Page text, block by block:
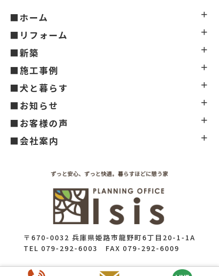
■ホーム
■リフォーム
■新築
■施工事例
■犬と暮らす
■お知らせ
■お客様の声
■会社案内
〒670-0032 兵庫県姫路市龍野町6丁目20-1-1A
TEL 079-292-6003 FAX 079-292-6009